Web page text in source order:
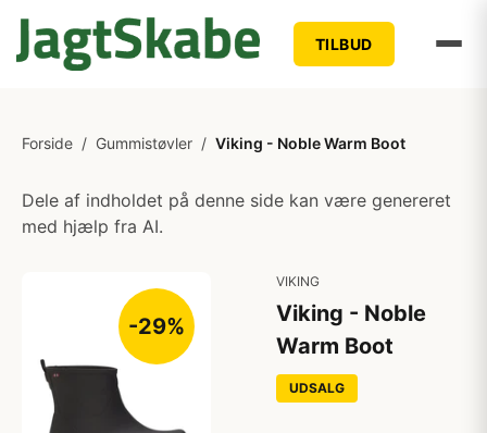
TILBUD
Forside / Gummistøvler / Viking - Noble Warm Boot
Dele af indholdet på denne side kan være genereret
med hjælp fra AI.
-29%
VIKING
Viking - Noble
Warm Boot
UDSALG